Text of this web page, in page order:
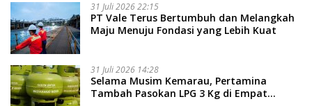
31 Juli 2026 22:15
PT Vale Terus Bertumbuh dan Melangkah
Maju Menuju Fondasi yang Lebih Kuat
31 Juli 2026 14:28
Selama Musim Kemarau, Pertamina
Tambah Pasokan LPG 3 Kg di Empat